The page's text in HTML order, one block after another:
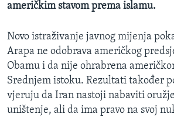
američkim stavom prema islamu.
Novo istraživanje javnog mijenja
Arapa ne odobrava američkog
Obamu i da nije ohrabrena
Srednjem istoku. Rezultati također
vjeruju da Iran nastoji nabaviti
uništenje, ali da ima pravo na svoj